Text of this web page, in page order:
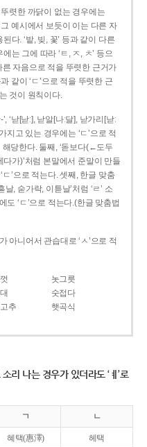
렷한 까닭이 없는 경우에는
예시에서 보듯이 이는 다른 자
다. ‘밭, 빚, 꽃’ 등과 같이 다른
는 그에 따라 ‘ㅌ, ㅈ, ㅊ’ 등으
른 자음으로 적을 뚜렷한 근거가
같이 ‘ㄷ’으로 적을 뚜렷한 근
것이 원칙이다.
‘낟[낟ː], 낟알[나ː달], 낟가리[낟ː
지고 있는 경우에는 ‘ㄷ’으로 적
해당한다. 둘째, ‘돋보다(←도두
가)’처럼 본말에서 준말이 만들
ㄷ’으로 적는다. 셋째, 한글 맞춤
, 숟가락, 이튿날’처럼 ‘ㄹ’ 소
도 ‘ㄷ’으로 적는다.(한글 맞춤법
아니어서 관습대로 ‘ㅅ’으로 적
놋그릇
숫접다
추 햇곡식
소리 나는 경우가 있더라도 ‘ㅖ’로
ㄱ ㄴ
혜택(惠澤) 헤택